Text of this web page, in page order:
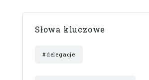
Słowa kluczowe
#delegacje